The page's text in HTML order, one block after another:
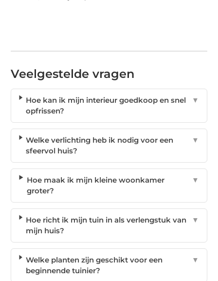
Veelgestelde vragen
Hoe kan ik mijn interieur goedkoop en snel
opfrissen?
▼
Welke verlichting heb ik nodig voor een
sfeervol huis?
▼
Hoe maak ik mijn kleine woonkamer
groter?
▼
Hoe richt ik mijn tuin in als verlengstuk van
mijn huis?
▼
Welke planten zijn geschikt voor een
beginnende tuinier?
▼